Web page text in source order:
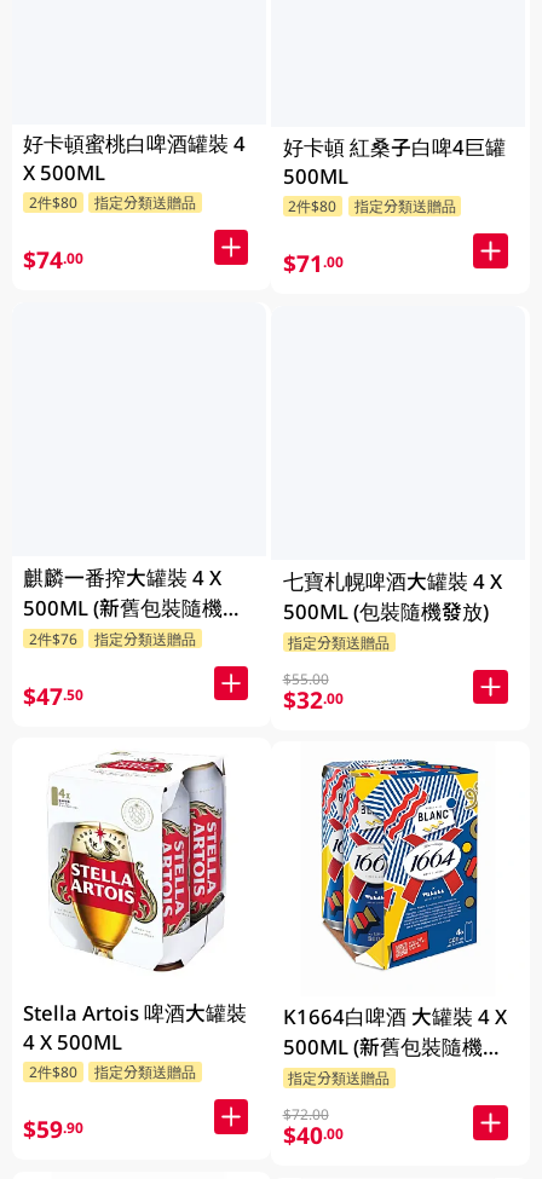
好卡頓蜜桃白啤酒罐裝 4
X 500ML
2件$80 指定分類送贈品
$74.00
麒麟一番搾大罐裝 4 X
500ML (新舊包裝隨機發
貨)
2件$76 指定分類送贈品
$47.50
Stella Artois 啤酒大罐裝
4 X 500ML
2件$80 指定分類送贈品
$59.90
好卡頓 紅桑子白啤4巨罐
500ML
2件$80 指定分類送贈品
$71.00
七寶札幌啤酒大罐裝 4 X
500ML (包裝隨機發放)
指定分類送贈品
$55.00
$32.00
K1664白啤酒 大罐裝 4 X
500ML (新舊包裝隨機發
貨)
指定分類送贈品
$72.00
$40.00